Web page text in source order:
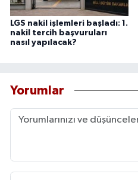
LGS nakil işlemleri başladı: 1.
nakil tercih başvuruları
nasıl yapılacak?
Yorumlar